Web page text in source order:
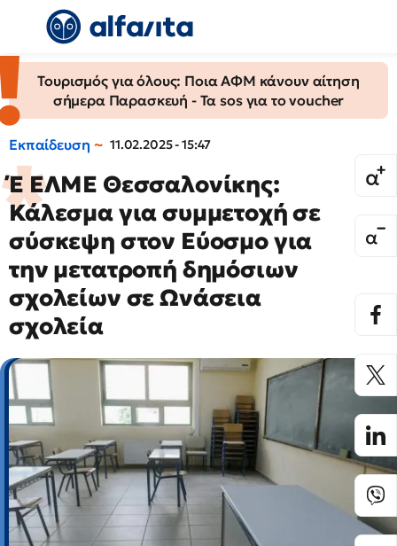
Τουρισμός για όλους: Ποια ΑΦΜ κάνουν αίτηση
σήμερα Παρασκευή - Τα sos για το voucher
Εκπαίδευση 11.02.2025 - 15:47
Έ ΕΛΜΕ Θεσσαλονίκης:
Κάλεσμα για συμμετοχή σε
σύσκεψη στον Εύοσμο για
την μετατροπή δημόσιων
σχολείων σε Ωνάσεια
σχολεία